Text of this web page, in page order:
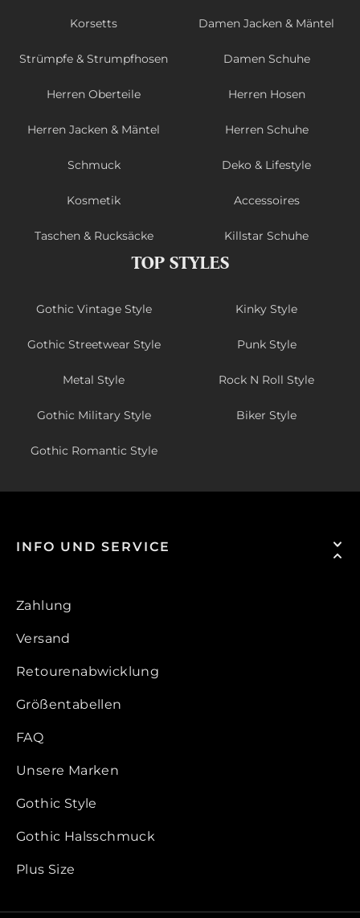
Korsetts Damen Jacken & Mäntel
Strümpfe & Strumpfhosen Damen Schuhe
Herren Oberteile Herren Hosen
Herren Jacken & Mäntel Herren Schuhe
Schmuck Deko & Lifestyle
Kosmetik Accessoires
Taschen & Rucksäcke Killstar Schuhe
TOP STYLES
Gothic Vintage Style Kinky Style
Gothic Streetwear Style Punk Style
Metal Style Rock N Roll Style
Gothic Military Style Biker Style
Gothic Romantic Style
INFO UND SERVICE
Zahlung
Versand
Retourenabwicklung
Größentabellen
FAQ
Unsere Marken
Gothic Style
Gothic Halsschmuck
Plus Size